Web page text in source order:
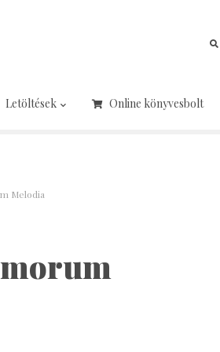
Letöltések Online könyvesbolt
Melodia